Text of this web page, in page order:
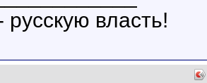
русскую власть!